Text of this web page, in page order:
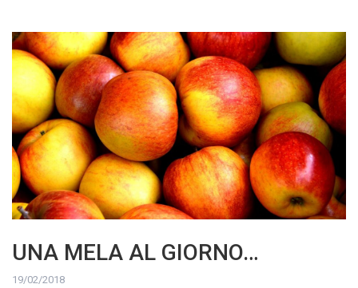
UNA MELA AL GIORNO…
19/02/2018